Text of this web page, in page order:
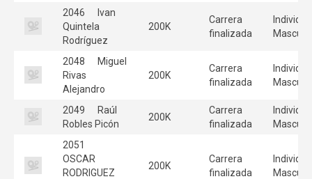
2046
Ivan
Quintela
Rodríguez
200K
Carrera
finalizada
2048
Miguel
Rivas
Alejandro
200K
Carrera
finalizada
2049
Raúl
Robles Picón
200K
Carrera
finalizada
2051
OSCAR
RODRIGUEZ
200K
Carrera
finalizada